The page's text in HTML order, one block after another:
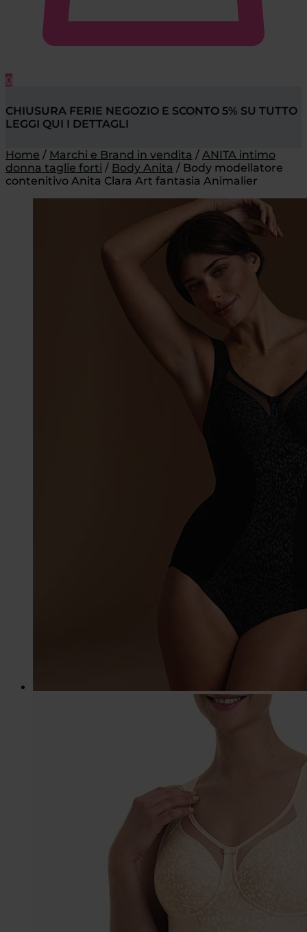
0
CHIUSURA FERIE NEGOZIO E SCONTO 5% SU TUTTO
LEGGI QUI I DETTAGLI
Home / Marchi e Brand in vendita / ANITA intimo
donna taglie forti / Body Anita / Body modellatore
contenitivo Anita Clara Art fantasia Animalier